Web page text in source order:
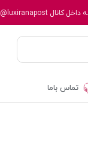
داخل کانال@luxiranapost
تماس باما